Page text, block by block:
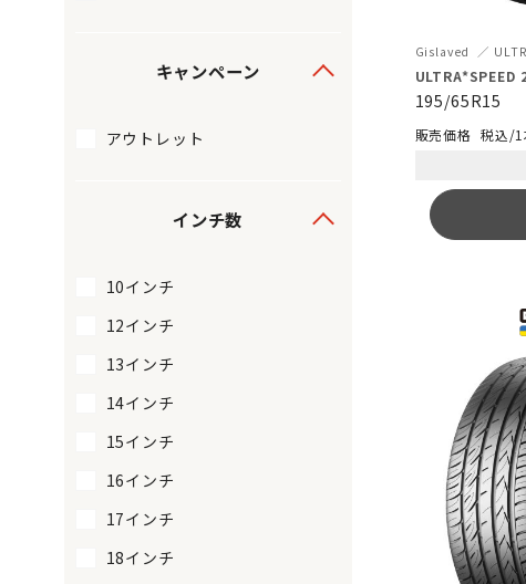
キャンペーン
アウトレット
インチ数
10インチ
12インチ
13インチ
14インチ
15インチ
16インチ
17インチ
18インチ
Gislaved
195/65R15
税込/1